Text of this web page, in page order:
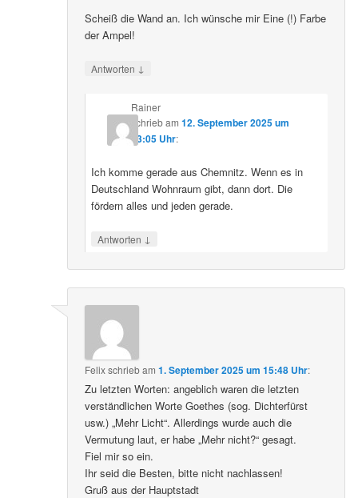
Scheiß die Wand an. Ich wünsche mir Eine (!) Farbe
der Ampel!
Antworten ↓
Rainer
schriebam 12. September 2025 um
23:05 Uhr:
Ich komme gerade aus Chemnitz. Wenn es in
Deutschland Wohnraum gibt, dann dort. Die
fördern alles und jeden gerade.
Antworten ↓
Felixschriebam1. September 2025 um 15:48 Uhr:
Zu letzten Worten: angeblich waren die letzten
verständlichen Worte Goethes (sog. Dichterfürst
usw.) „Mehr Licht“. Allerdings wurde auch die
Vermutung laut, er habe „Mehr nicht?“ gesagt.
Fiel mir so ein.
Ihr seid die Besten, bitte nicht nachlassen!
Gruß aus der Hauptstadt